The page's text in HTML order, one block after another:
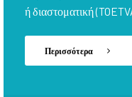
ή διαστοματική
Περισσότερα